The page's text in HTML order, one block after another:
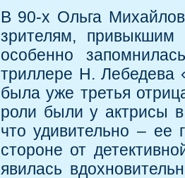
В 90-х Ольга
зрителям, привыкшим
особенно
триллере Н. Лебедева
была уже третья
роли были у актрисы
что удивительно – ее
стороне от
явилась